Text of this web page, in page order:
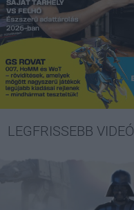
LEGFRISSEBB